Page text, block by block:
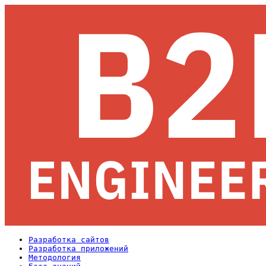
Разработка сайтов
Разработка приложений
Методология